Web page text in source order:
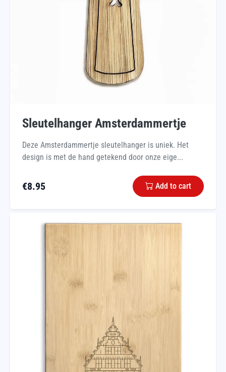
Sleutelhanger Amsterdammertje
Deze Amsterdammertje sleutelhanger is uniek. Het
design is met de hand getekend door onze eige...
€8.95 Add to cart